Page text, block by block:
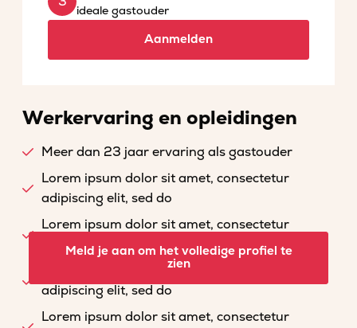
ideale gastouder
Aanmelden
Werkervaring en opleidingen
Meer dan 23 jaar ervaring als gastouder
Lorem ipsum dolor sit amet, consectetur
adipiscing elit, sed do
Lorem ipsum dolor sit amet, consectetur
adipiscing elit, sed do
Lorem ipsum dolor sit amet, consectetur
adipiscing elit, sed do
Lorem ipsum dolor sit amet, consectetur
Meld je aan om het volledige profiel te
zien